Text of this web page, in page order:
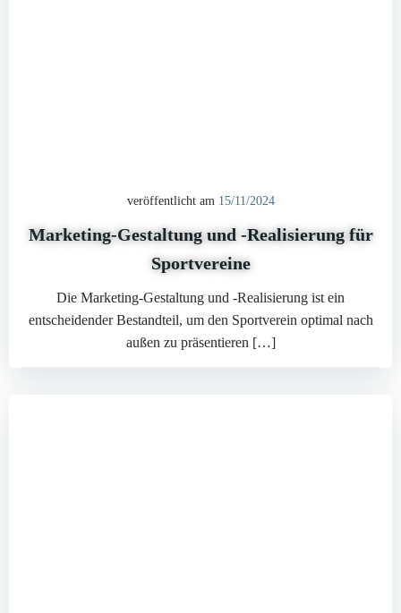
veröffentlicht am 15/11/2024
Marketing-Gestaltung und -Realisierung für
Sportvereine
Die Marketing-Gestaltung und -Realisierung ist ein
entscheidender Bestandteil, um den Sportverein optimal nach
außen zu präsentieren […]